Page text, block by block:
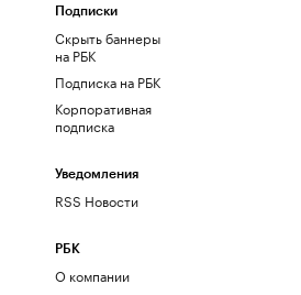
Подписки
Скрыть баннеры
на РБК
Подписка на РБК
Корпоративная
подписка
Уведомления
RSS Новости
РБК
О компании